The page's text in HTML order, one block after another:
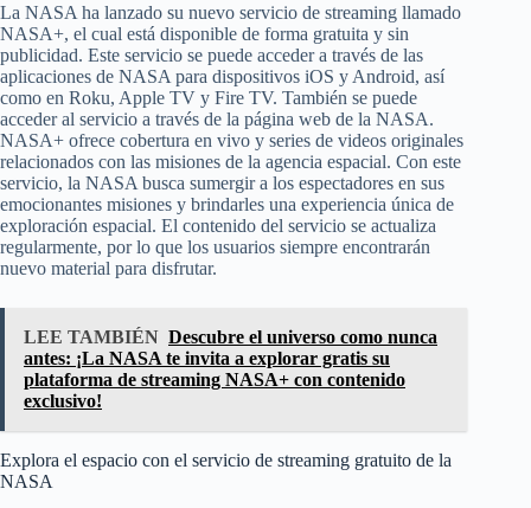
La NASA ha lanzado su nuevo servicio de streaming llamado
NASA+, el cual está disponible de forma gratuita y sin
publicidad. Este servicio se puede acceder a través de las
aplicaciones de NASA para dispositivos iOS y Android, así
como en Roku, Apple TV y Fire TV. También se puede
acceder al servicio a través de la página web de la NASA.
NASA+ ofrece cobertura en vivo y series de videos originales
relacionados con las misiones de la agencia espacial. Con este
servicio, la NASA busca sumergir a los espectadores en sus
emocionantes misiones y brindarles una experiencia única de
exploración espacial. El contenido del servicio se actualiza
regularmente, por lo que los usuarios siempre encontrarán
nuevo material para disfrutar.
LEE TAMBIÉN Descubre el universo como nunca
antes: ¡La NASA te invita a explorar gratis su
plataforma de streaming NASA+ con contenido
exclusivo!
Explora el espacio con el servicio de streaming gratuito de la
NASA